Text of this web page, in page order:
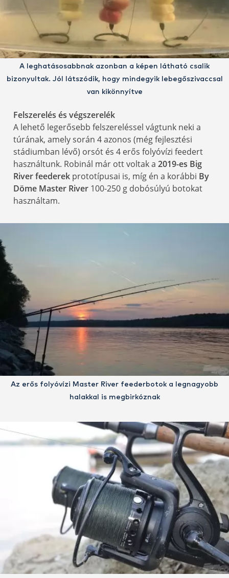
A leghatásosabbnak azonban a képen látható csalik
bizonyultak. Jól látszódik, hogy mindegyik lebegőszivaccsal
van kikönnyítve
Felszerelés és végszerelék
A lehető legerősebb felszereléssel vágtunk neki a
túrának, amely során 4 azonos (még fejlesztési
stádiumban lévő) orsót és 4 erős folyóvízi feedert
használtunk. Robinál már ott voltak a 2019-es Big
River feederek prototípusai is, míg én a korábbi By
Döme Master River 100-250 g dobósúlyú botokat
használtam.
Az erős folyóvízi Master River feederbotok a legnagyobb
halakkal is megbirkóznak